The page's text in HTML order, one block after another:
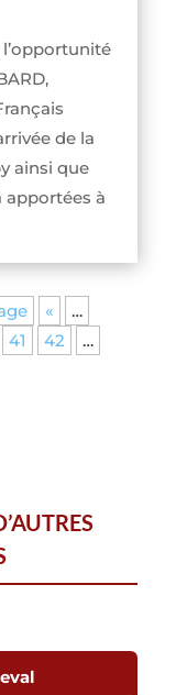
de la
ainsi que
apportées à
«
…
41 42
…